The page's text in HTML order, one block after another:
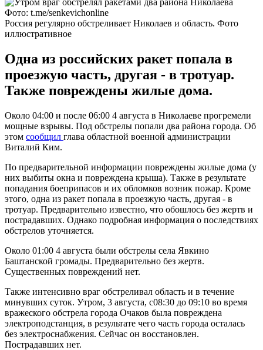
Фото: t.me/senkevichonline
Россия регулярно обстреливает Николаев и область. Фото
иллюстративное
Одна из российских ракет попала в
проезжую часть, другая - в тротуар.
Также повреждены жилые дома.
Около 04:00 и после 06:00 4 августа в Николаеве прогремели
мощные взрывы. Под обстрелы попали два района города. Об
этом сообщил глава областной военной администрации
Виталий Ким.
По предварительной информации повреждены жилые дома (у
них выбиты окна и повреждена крыша). Также в результате
попадания боеприпасов и их обломков возник пожар. Кроме
этого, одна из ракет попала в проезжую часть, другая - в
тротуар. Предварительно известно, что обошлось без жертв и
пострадавших. Однако подробная информация о последствиях
обстрелов уточняется.
Около 01:00 4 августа были обстрелы села Явкино
Баштанской громады. Предварительно без жертв.
Существенных повреждений нет.
Также интенсивно враг обстреливал область и в течение
минувших суток. Утром, 3 августа, с08:30 до 09:10 во время
вражеского обстрела города Очаков была повреждена
электроподстанция, в результате чего часть города осталась
без электроснабжения. Сейчас он восстановлен.
Пострадавших нет.